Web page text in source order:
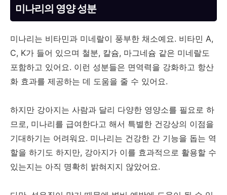
미나리의 영양 성분
미나리는 비타민과 미네랄이 풍부한 채소예요. 비타민 A,
C, K가 들어 있으며 철분, 칼슘, 마그네슘 같은 미네랄도
포함하고 있어요. 이런 성분들은 면역력을 강화하고 항산
화 효과를 제공하는 데 도움을 줄 수 있어요.
하지만 강아지는 사람과 달리 다양한 영양소를 필요로 하
므로, 미나리를 급여한다고 해서 특별한 건강상의 이점을
기대하기는 어려워요. 미나리는 건강한 간 기능을 돕는 역
할을 하기도 하지만, 강아지가 이를 효과적으로 활용할 수
있는지는 아직 명확히 밝혀지지 않았어요.